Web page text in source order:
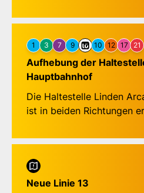
informieren, sobald das
1 3 7 9 10 12 17 21
Aufhebung der
Hauptbahnhof
Die Haltestelle Linden
ist in beiden Richtungen
Neue Linie 13